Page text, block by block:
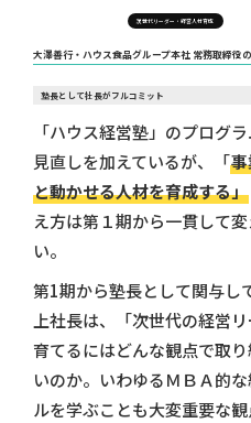
次世代リーダー・経営人材育成
大澤善行・ハウス食品グループ本社 常務取締役
塾長として社長がフルコミット
「ハウス経営塾」のプログ
見直しを加えているが、「
と動かせる人材を育成する」
え方は第１期から一貫して
い。
第1期から塾長として関与し
上社長は、「次世代の経営
育てるにはどんな観点で取
いのか。いわゆるＭＢＡ的
ルを学ぶことも大変重要な観